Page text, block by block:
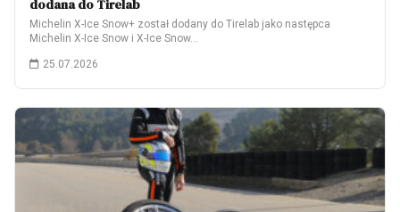
dodana do Tirelab
Michelin X-Ice Snow+ został dodany do Tirelab jako następca
Michelin X-Ice Snow i X-Ice Snow…
25.07.2026